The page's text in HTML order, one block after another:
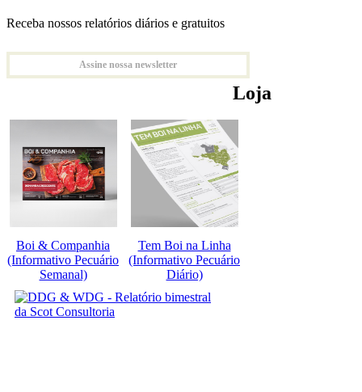
Receba nossos relatórios diários e gratuitos
Assine nossa newsletter
Loja
Boi & Companhia
(Informativo Pecuário
Semanal)
Tem Boi na Linha
(Informativo Pecuário
Diário)